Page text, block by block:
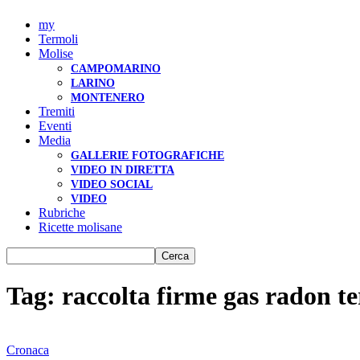
my
Termoli
Molise
CAMPOMARINO
LARINO
MONTENERO
Tremiti
Eventi
Media
GALLERIE FOTOGRAFICHE
VIDEO IN DIRETTA
VIDEO SOCIAL
VIDEO
Rubriche
Ricette molisane
Tag: raccolta firme gas radon
Cronaca